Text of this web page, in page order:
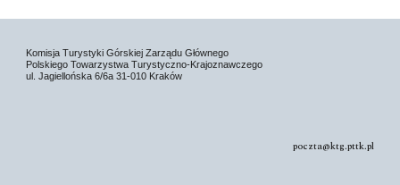
Komisja Turystyki Górskiej Zarządu Głównego
Polskiego Towarzystwa Turystyczno-Krajoznawczego
ul. Jagiellońska 6/6a 31-010 Kraków
poczta@ktg.pttk.pl